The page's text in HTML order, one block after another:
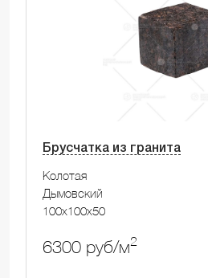
Брусчатка из гранита
Колотая
Дымовский
100x100x50
6300 руб/м2